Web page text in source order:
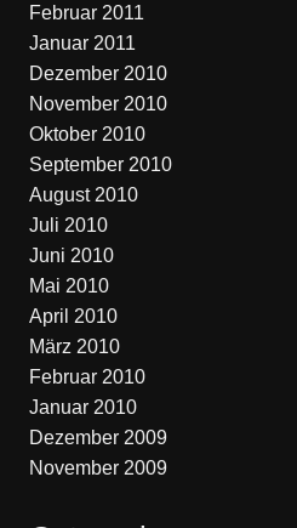
Februar 2011
Januar 2011
Dezember 2010
November 2010
Oktober 2010
September 2010
August 2010
Juli 2010
Juni 2010
Mai 2010
April 2010
März 2010
Februar 2010
Januar 2010
Dezember 2009
November 2009